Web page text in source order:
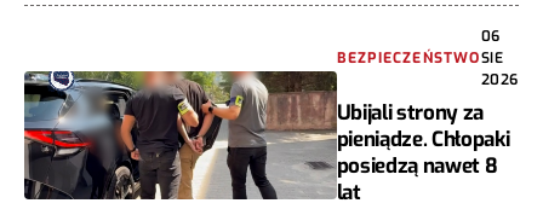
BEZPIECZEŃSTWO
06
SIE
2026
Ubijali strony za
pieniądze. Chłopaki
posiedzą nawet 8
lat